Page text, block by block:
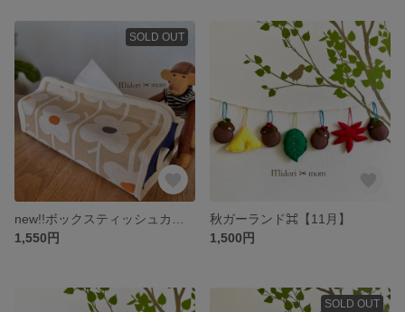
SOLD OUT
1,550円
秋ガーランド⌘【11月】
1,500円
SOLD OUT